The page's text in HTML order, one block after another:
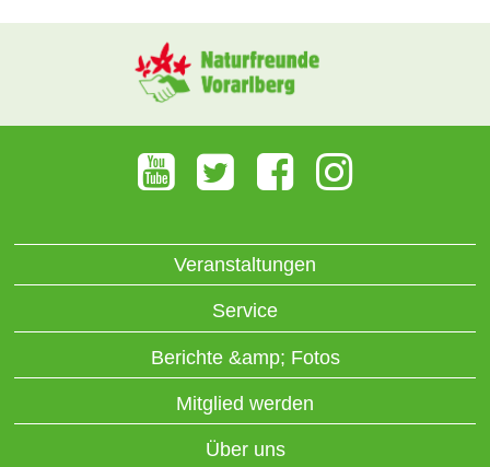
Veranstaltungen
Service
Berichte &amp; Fotos
Mitglied werden
Über uns